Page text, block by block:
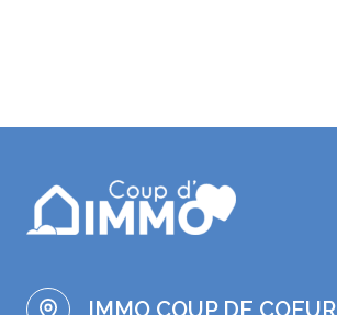
IMMO COUP DE COEUR